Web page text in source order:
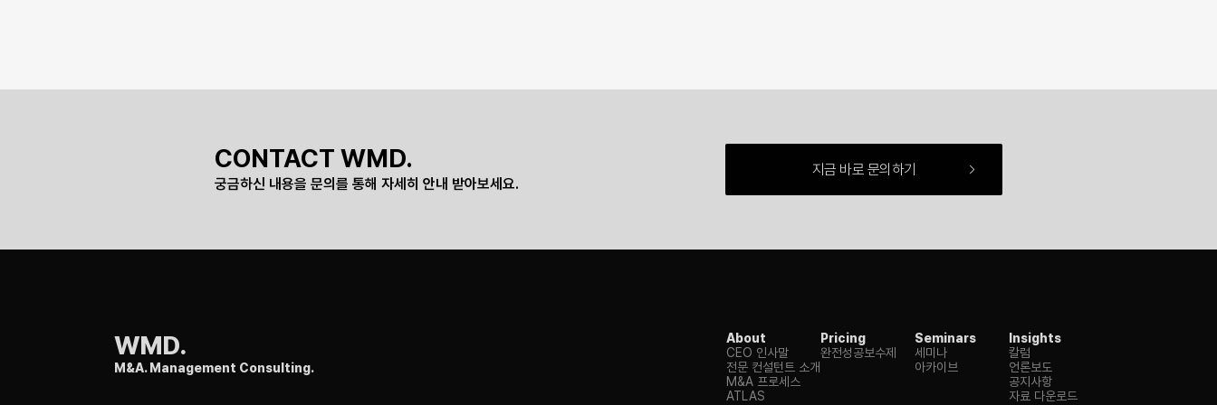
CONTACT WMD.
궁금하신 내용을 문의를 통해 자세히 안내 받아보세요.
지금 바로 문의하기
WMD.
M&A. Management Consulting.
About
CEO 인사말
전문 컨설턴트 소개
M&A 프로세스
ATLAS
Pricing
완전성공보수제
Seminars
세미나
아카이브
Insights
칼럼
언론보도
공지사항
자료 다운로드